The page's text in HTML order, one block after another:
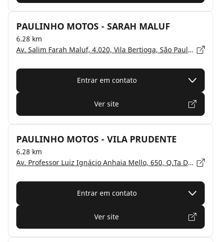
PAULINHO MOTOS - SARAH MALUF
6.28 km
Av. Salim Farah Maluf, 4.020, Vila Bertioga, São Paulo, São Paulo - 03187-010
Entrar em contato
Ver site
PAULINHO MOTOS - VILA PRUDENTE
6.28 km
Av. Professor Luiz Ignácio Anhaia Mello, 650, Q.Ta Da Paineira, São Paulo, São Paulo - 03154-000
Entrar em contato
Ver site